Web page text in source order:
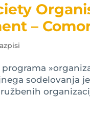
–
sodelovanja